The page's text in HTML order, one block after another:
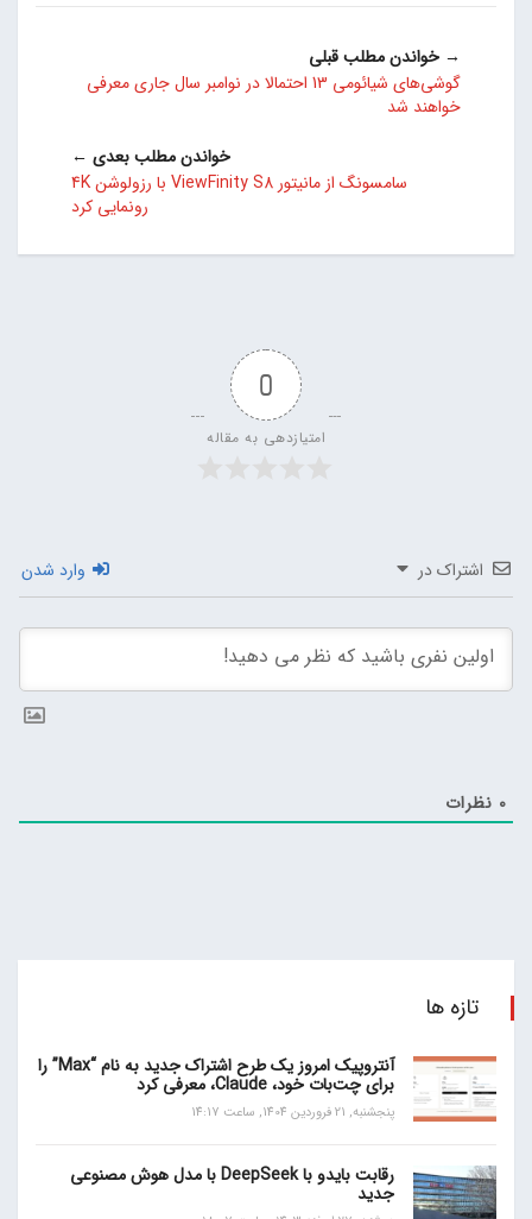
→ خواندن مطلب قبلی
گوشی‌های شیائومی 13 احتمالا در نوامبر سال جاری معرفی
خواهند شد
خواندن مطلب بعدی ←
سامسونگ از مانیتور ViewFinity S8 با رزولوشن 4K
رونمایی کرد
0
امتیازدهی به مقاله
اشتراک در وارد شدن
0 نظرات
تازه ها
آنتروپیک امروز یک طرح اشتراک جدید به نام “Max” را
برای چت‌بات خود، Claude، معرفی کرد
پنجشنبه, 21 فروردین 1404, ساعت 14:17
رقابت بایدو با DeepSeek با مدل هوش مصنوعی
جدید